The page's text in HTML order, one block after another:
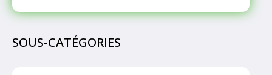
SOUS-CATÉGORIES